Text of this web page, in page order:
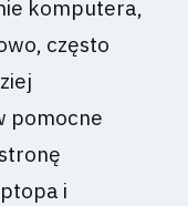
komputera,
często
pomocne
i